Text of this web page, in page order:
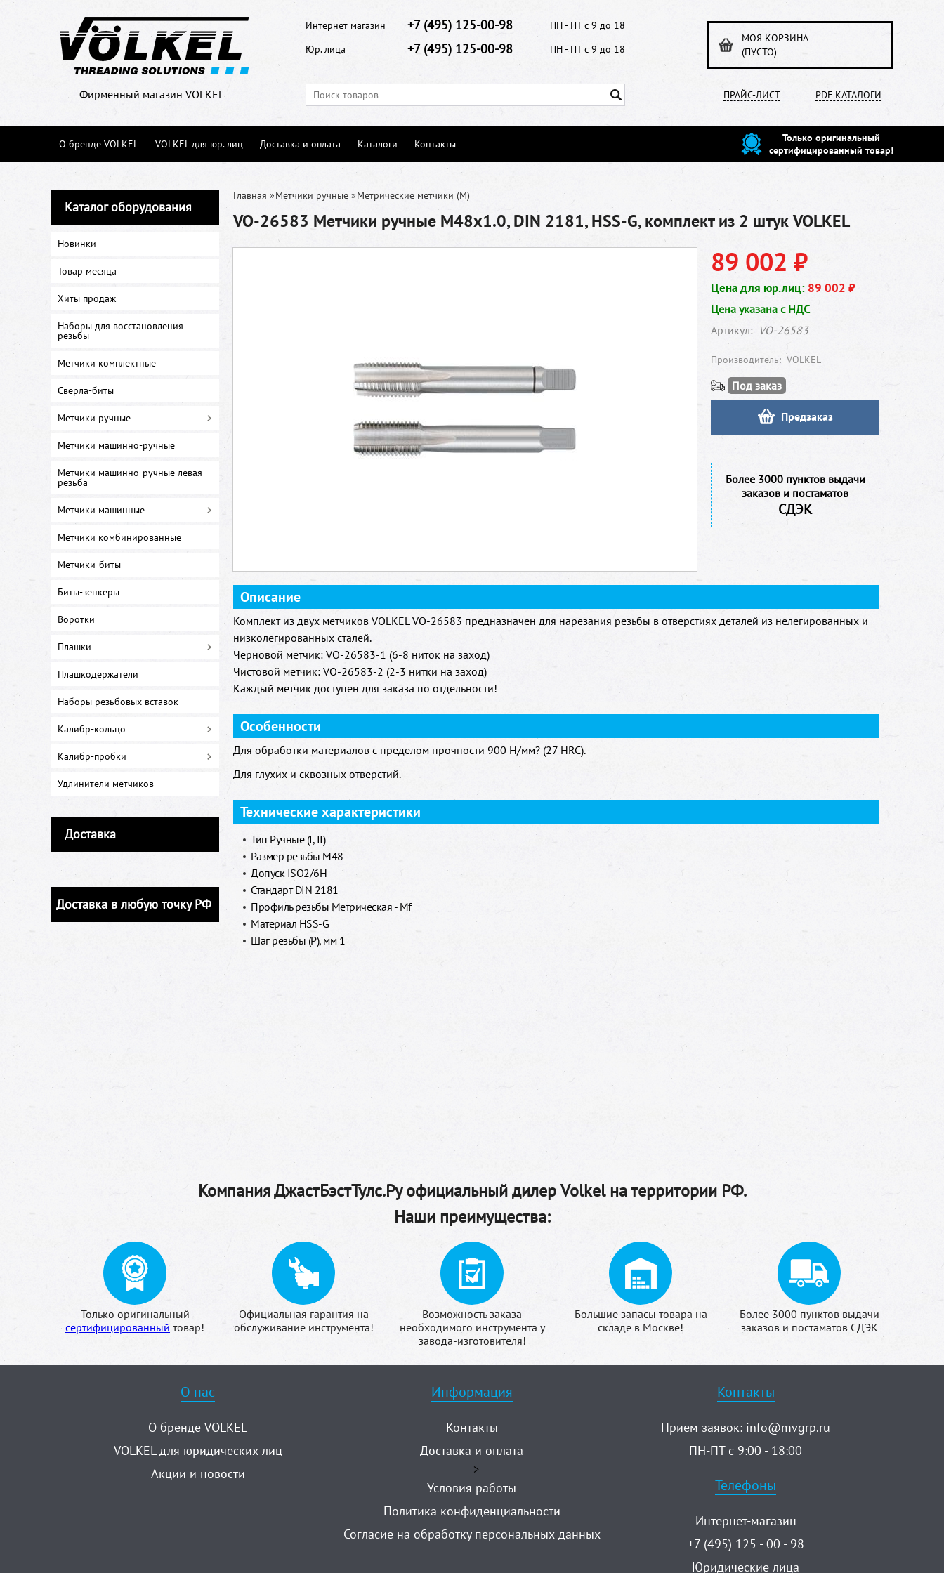
Фирменный магазин VOLKEL
Интернет магазин +7 (495) 125-00-98
ПН - ПТ с 9 до 18
Юр. лица
+7 (495) 125-00-98 ПН - ПТ с 9 до 18
МОЯ КОРЗИНА
(ПУСТО)
ПРАЙС-ЛИСТ PDF КАТАЛОГИ
О бренде VOLKEL VOLKEL для юр. лиц Доставка и оплата Каталоги Контакты
Только оригинальный
сертифицированный товар!
Каталог оборудования
Новинки
Товар месяца
Хиты продаж
Наборы для восстановления
резьбы
Метчики комплектные
Сверла-биты
Метчики ручные
Метчики машинно-ручные
Метчики машинно-ручные левая
резьба
Метчики машинные
Метчики комбинированные
Метчики-биты
Биты-зенкеры
Воротки
Плашки
Плашкодержатели
Наборы резьбовых вставок
Калибр-кольцо
Калибр-пробки
Удлинители метчиков
Доставка
Доставка в любую точку РФ
Главная »Метчики ручные »Метрические метчики (М)
VO-26583 Метчики ручные M48x1.0, DIN 2181, HSS-G, комплект из 2 штук VOLKEL
89 002 ₽
Цена для юр.лиц: 89 002 ₽
Цена указана с НДС
Артикул: VO-26583
Производитель: VOLKEL
Под заказ
Предзаказ
Более 3000 пунктов выдачи
заказов и постаматов
СДЭК
Описание
Комплект из двух метчиков VOLKEL VO-26583 предназначен для нарезания резьбы в отверстиях деталей из нелегированных и
низколегированных сталей.
Черновой метчик: VO-26583-1 (6-8 ниток на заход)
Чистовой метчик: VO-26583-2 (2-3 нитки на заход)
Каждый метчик доступен для заказа по отдельности!
Особенности
Для обработки материалов с пределом прочности 900 H/мм? (27 HRC).
Для глухих и сквозных отверстий.
Технические характеристики
Тип Ручные (I, II)
Размер резьбы M48
Допуск ISO2/6H
Стандарт DIN 2181
Профиль резьбы Метрическая - Mf
Материал HSS-G
Шаг резьбы (P), мм 1
Компания ДжастБэстТулс.Ру официальный дилер Volkel на территории РФ.
Наши преимущества:
Только оригинальный
сертифицированный товар!
Официальная гарантия на
обслуживание инструмента!
Возможность заказа
необходимого инструмента у
завода-изготовителя!
Большие запасы товара на
складе в Москве!
Более 3000 пунктов выдачи
заказов и постаматов СДЭК
О нас
О бренде VOLKEL
VOLKEL для юридических лиц
Акции и новости
Информация
Контакты
Доставка и оплата
-->
Условия работы
Политика конфиденциальности
Согласие на обработку персональных данных
Контакты
Прием заявок: info@mvgrp.ru
ПН-ПТ с 9:00 - 18:00
Телефоны
Интернет-магазин
+7 (495) 125 - 00 - 98
Юридические лица